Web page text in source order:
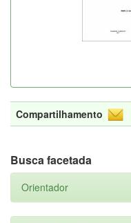
Compartilhamento
Busca facetada
Orientador